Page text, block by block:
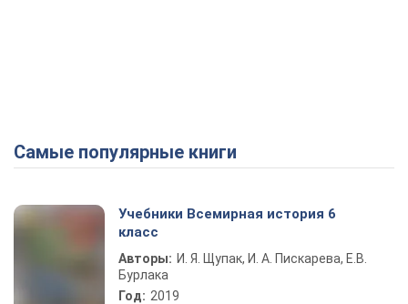
Самые популярные книги
Учебники Всемирная история 6
класс
Авторы: И. Я. Щупак, И. А. Пискарева, Е.В.
Бурлака
Год: 2019